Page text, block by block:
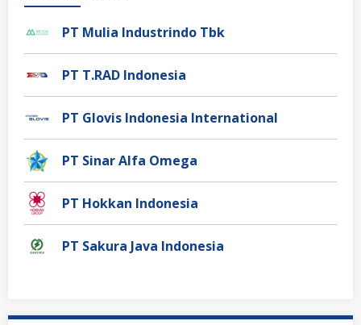
PT Mulia Industrindo Tbk
PT T.RAD Indonesia
PT Glovis Indonesia International
PT Sinar Alfa Omega
PT Hokkan Indonesia
PT Sakura Java Indonesia